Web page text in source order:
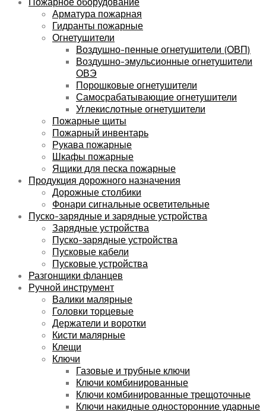
Арматура пожарная
Гидранты пожарные
Огнетушители
Воздушно-пенные огнетушители (ОВП)
Воздушно-эмульсионные огнетушители
ОВЭ
Порошковые огнетушители
Самосрабатывающие огнетушители
Углекислотные огнетушители
Пожарные щиты
Пожарный инвентарь
Рукава пожарные
Шкафы пожарные
Ящики для песка пожарные
Продукция дорожного назначения
Дорожные столбики
Фонари сигнальные осветительные
Пуско-зарядные и зарядные устройства
Зарядные устройства
Пуско-зарядные устройства
Пусковые кабели
Пусковые устройства
Разгонщики фланцев
Ручной инструмент
Валики малярные
Головки торцевые
Держатели и воротки
Кисти малярные
Клещи
Ключи
Газовые и трубные ключи
Ключи комбинированные
Ключи комбинированные трещоточные
Ключи накидные односторонние ударные